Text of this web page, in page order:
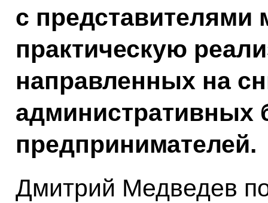
с представителями
практическую
направленных на
административных
предпринимателей.
Дмитрий Медведев